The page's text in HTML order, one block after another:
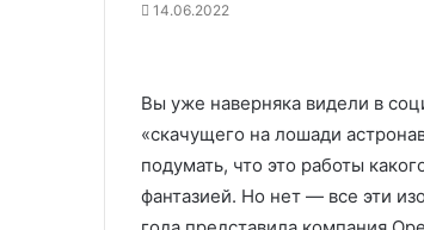
14.06.2022
Вы уже наверняка видели в
«скачущего на лошади
подумать, что это работы
фантазией. Но нет — все эти